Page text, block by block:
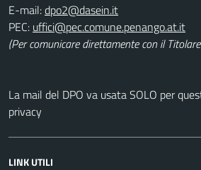
E-mail:
PEC:
(Per comunicare direttamente con il
La mail del DPO va usata SOLO per
privacy
LINK UTILI